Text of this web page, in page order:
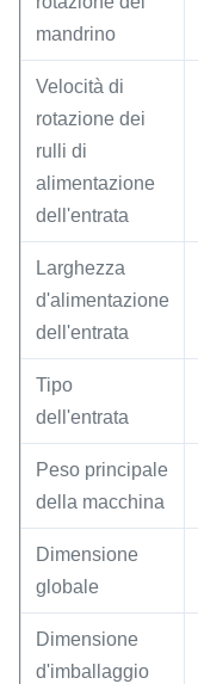
mandrino
Velocità di
rotazione dei
rulli di
alimentazione
dell'entrata
Larghezza
d'alimentazione
dell'entrata
Tipo
dell'entrata
Peso principale
della macchina
Dimensione
globale
Dimensione
d'imballaggio